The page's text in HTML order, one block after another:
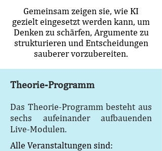
Gemeinsam zeigen sie, wie KI
gezielt eingesetzt werden kann, um
Denken zu schärfen, Argumente zu
strukturieren und Entscheidungen
sauberer vorzubereiten.
Theorie-Programm
Das Theorie-Programm besteht aus
sechs aufeinander aufbauenden
Live-Modulen.
Alle Veranstaltungen sind: